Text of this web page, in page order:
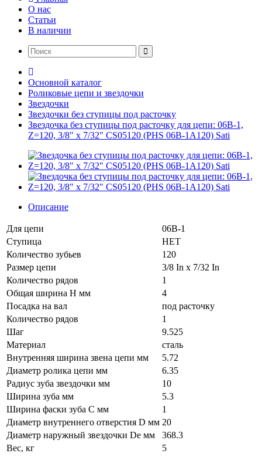
О нас
Статьи
В наличии
Основной каталог
Роликовые цепи и звездочки
Звездочки
Звездочки без ступицы под расточку
Звездочка без ступицы под расточку для цепи: 06B-1,
Z=120, 3/8" x 7/32" CS05120 (PHS 06B-1A120) Sati
Описание
Для цепи
06B-1
Ступица
НЕТ
Количество зубьев
120
Размер цепи
3/8 In x 7/32 In
Количество рядов
1
Общая ширина H мм
4
Посадка на вал
под расточку
Количество рядов
1
Шаг
9.525
Материал
сталь
Внутренняя ширина звена цепи мм
5.72
Диаметр ролика цепи мм
6.35
Радиус зуба звездочки мм
10
Ширина зуба мм
5.3
Ширина фаски зуба C мм
1
Диаметр внутреннего отверстия D мм 20
Диаметр наружный звездочки De мм
368.3
Вес, кг
5